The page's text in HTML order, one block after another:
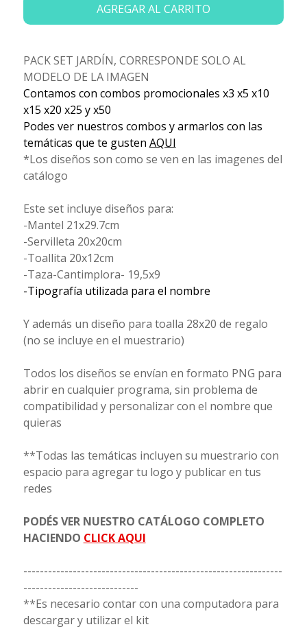
AGREGAR AL CARRITO
PACK SET JARDÍN, CORRESPONDE SOLO AL
MODELO DE LA IMAGEN
Contamos con combos promocionales x3 x5 x10
x15 x20 x25 y x50
Podes ver nuestros combos y armarlos con las
temáticas que te gusten AQUI
*Los diseños son como se ven en las imagenes del
catálogo
Este set incluye diseños para:
-Mantel 21x29.7cm
-Servilleta 20x20cm
-Toallita 20x12cm
-Taza-Cantimplora- 19,5x9
-Tipografía utilizada para el nombre
Y además un diseño para toalla 28x20 de regalo
(no se incluye en el muestrario)
Todos los diseños se envían en formato PNG para
abrir en cualquier programa, sin problema de
compatibilidad y personalizar con el nombre que
quieras
**Todas las temáticas incluyen su muestrario con
espacio para agregar tu logo y publicar en tus
redes
PODÉS VER NUESTRO CATÁLOGO COMPLETO
HACIENDO CLICK AQUI
---------------------------------------------------------------
----------------------------
**Es necesario contar con una computadora para
descargar y utilizar el kit